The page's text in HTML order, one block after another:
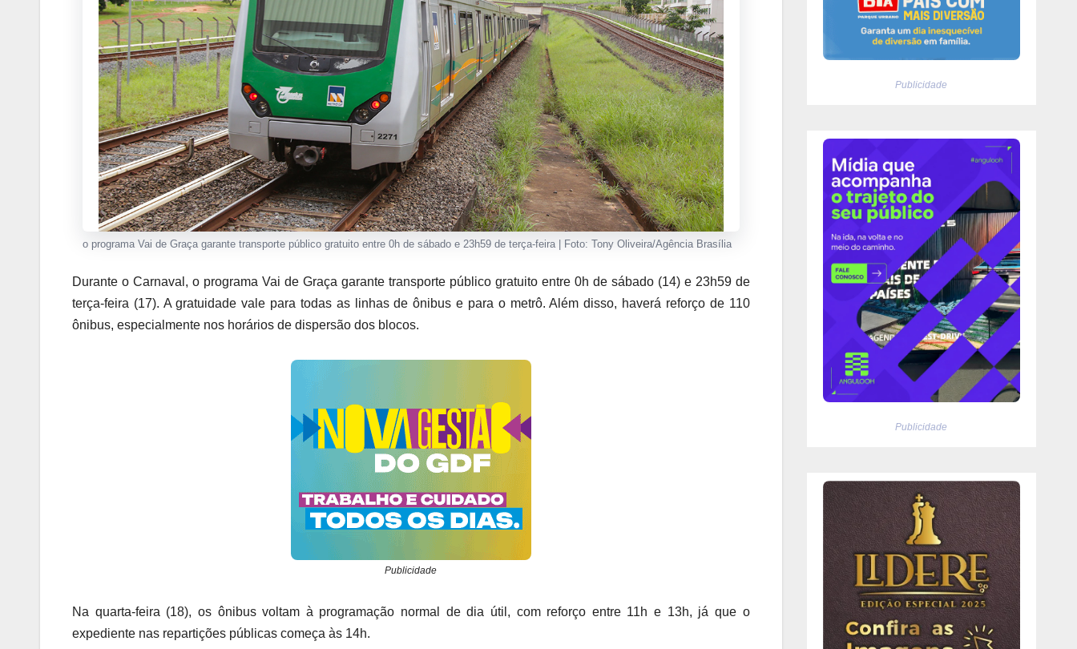
o programa Vai de Graça garante transporte público gratuito entre 0h de sábado e 23h59 de terça-feira | Foto: Tony Oliveira/Agência Brasília
Durante o Carnaval, o programa Vai de Graça garante transporte público gratuito entre 0h de sábado (14) e 23h59 de
terça-feira (17). A gratuidade vale para todas as linhas de ônibus e para o metrô. Além disso, haverá reforço de 110
ônibus, especialmente nos horários de dispersão dos blocos.
Publicidade
Na quarta-feira (18), os ônibus voltam à programação normal de dia útil, com reforço entre 11h e 13h, já que o
expediente nas repartições públicas começa às 14h.
Publicidade
Publicidade